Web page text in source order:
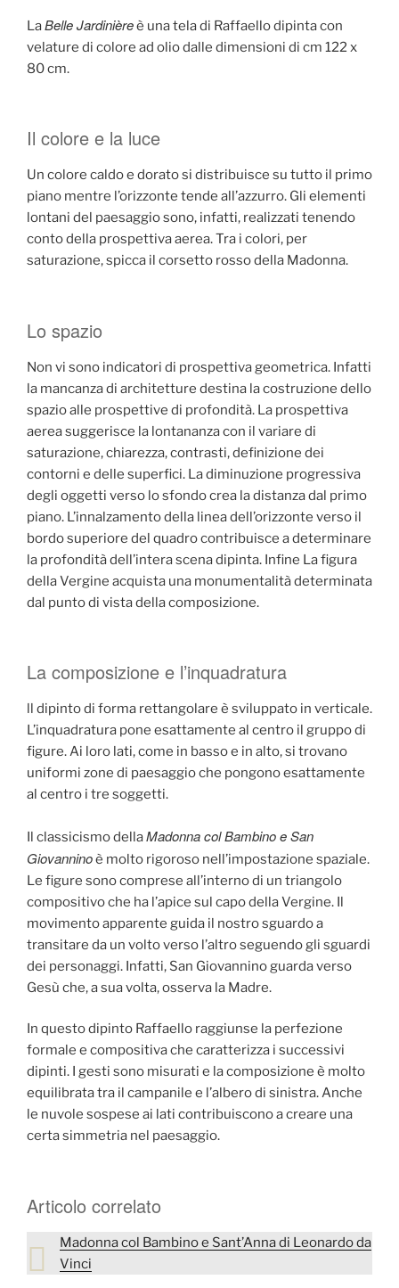
LaBelle Jardinièreè una tela di Raffaello dipinta con
velature di colore ad olio dalle dimensioni di cm 122 x
80 cm.
Il colore e la luce
Un colore caldo e dorato si distribuisce su tutto il primo
piano mentre l’orizzonte tende all’azzurro. Gli elementi
lontani del paesaggio sono, infatti, realizzati tenendo
conto della prospettiva aerea. Tra i colori, per
saturazione, spicca il corsetto rosso della Madonna.
Lo spazio
Non vi sono indicatori di prospettiva geometrica. Infatti
la mancanza di architetture destina la costruzione dello
spazio alle prospettive di profondità. La prospettiva
aerea suggerisce la lontananza con il variare di
saturazione, chiarezza, contrasti, definizione dei
contorni e delle superfici. La diminuzione progressiva
degli oggetti verso lo sfondo crea la distanza dal primo
piano. L’innalzamento della linea dell’orizzonte verso il
bordo superiore del quadro contribuisce a determinare
la profondità dell’intera scena dipinta. Infine La figura
della Vergine acquista una monumentalità determinata
dal punto di vista della composizione.
La composizione e l’inquadratura
ll dipinto di forma rettangolare è sviluppato in verticale.
L’inquadratura pone esattamente al centro il gruppo di
figure. Ai loro lati, come in basso e in alto, si trovano
uniformi zone di paesaggio che pongono esattamente
al centro i tre soggetti.
Il classicismo dellaMadonna col Bambino e San
Giovanninoè molto rigoroso nell’impostazione spaziale.
Le figure sono comprese all’interno di un triangolo
compositivo che ha l’apice sul capo della Vergine. Il
movimento apparente guida il nostro sguardo a
transitare da un volto verso l’altro seguendo gli sguardi
dei personaggi. Infatti, San Giovannino guarda verso
Gesù che, a sua volta, osserva la Madre.
In questo dipinto Raffaello raggiunse la perfezione
formale e compositiva che caratterizza i successivi
dipinti. I gesti sono misurati e la composizione è molto
equilibrata tra il campanile e l’albero di sinistra. Anche
le nuvole sospese ai lati contribuiscono a creare una
certa simmetria nel paesaggio.
Articolo correlato
Madonna col Bambino e Sant’Anna di Leonardo da
Vinci